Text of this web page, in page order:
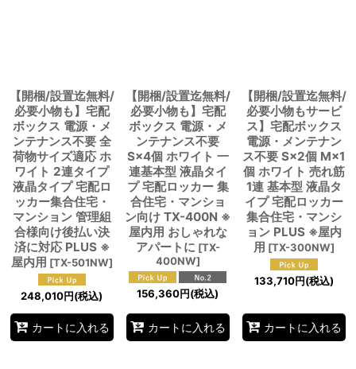
【開梱/設置迄無料/
必要小物も】宅配
ボックス 電源・メ
ンテナンス不要 全
荷物サイズ適応 ホ
ワイト 2連タイプ
液晶タイプ 宅配ロ
ッカー集合住宅・
マンション 管理組
合様向け後払い決
済に対応 PLUS ※
屋内用 [TX-501NW]
248,010円(税込)
カートに入れる
【開梱/設置迄無料/
必要小物も】宅配
ボックス 電源・メ
ンテナンス不要
S×4個 ホワイト 一
連基本型 液晶タイ
プ 宅配ロッカー 集
合住宅・マンショ
ン向け TX-400N ※
屋内用 おしゃれな
アパートに [TX-
400NW]
156,360円(税込)
カートに入れる
【開梱/設置迄無料/
必要小物もサービ
ス】宅配ボックス
電源・メンテナン
ス不要 S×2個 M×1
個 ホワイト 売れ筋
1連 基本型 液晶タ
イプ 宅配ロッカー
集合住宅・マンシ
ョン PLUS ※屋内
用 [TX-300NW]
133,710円(税込)
カートに入れる